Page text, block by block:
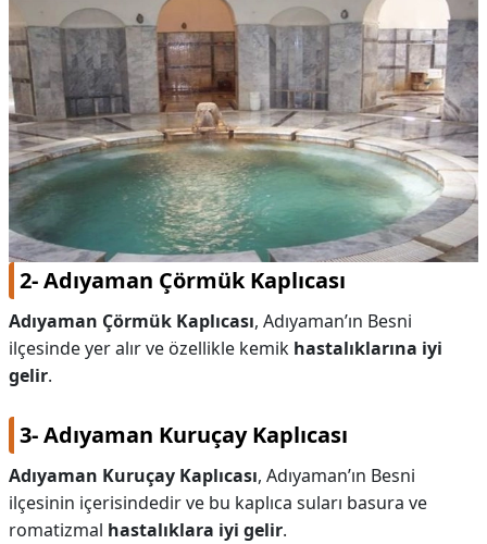
2- Adıyaman Çörmük Kaplıcası
Adıyaman Çörmük Kaplıcası, Adıyaman’ın Besni
ilçesinde yer alır ve özellikle kemik hastalıklarına iyi
gelir.
3- Adıyaman Kuruçay Kaplıcası
Adıyaman Kuruçay Kaplıcası, Adıyaman’ın Besni
ilçesinin içerisindedir ve bu kaplıca suları basura ve
romatizmal hastalıklara iyi gelir.